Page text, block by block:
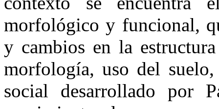
morfológico y funcional,
y cambios en la
morfología, uso del
social desarrollado por